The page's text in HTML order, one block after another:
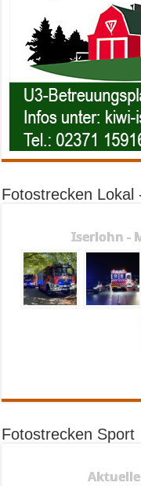
Fotostrecken Lokal
Iserlohn -
Fotostrecken Sport